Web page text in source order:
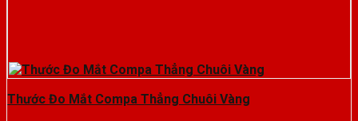
Thước Đo Mắt Compa Thẳng Chuôi Vàng